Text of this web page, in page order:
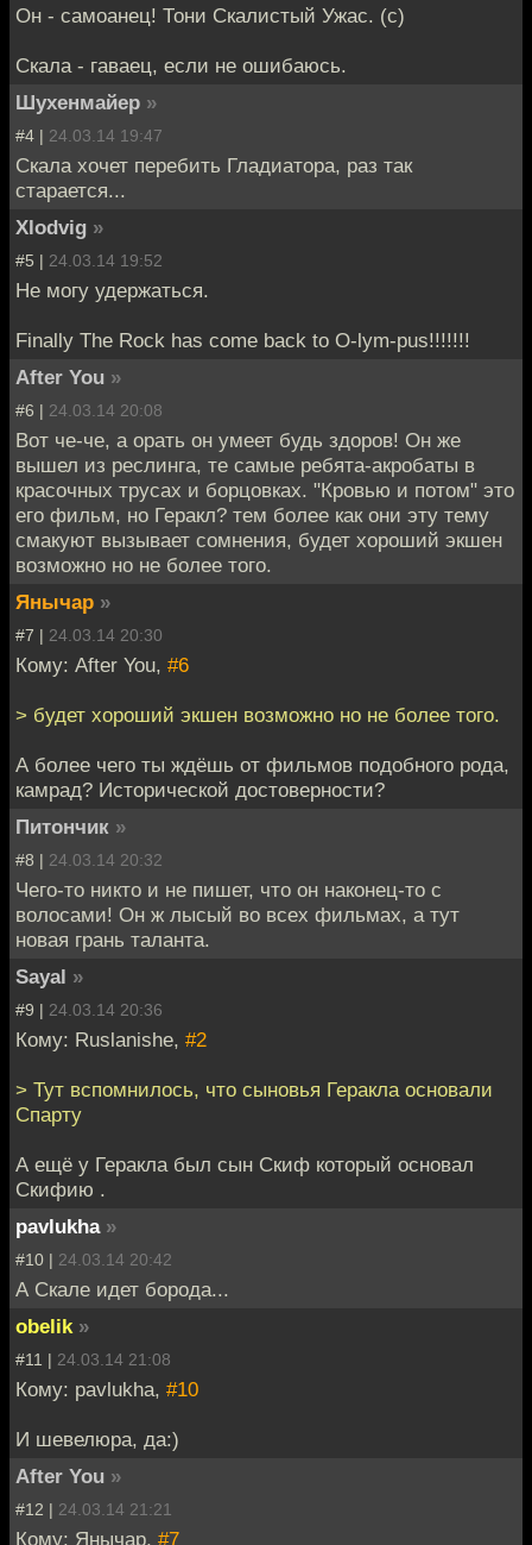
Он - самоанец! Тони Скалистый Ужас. (с)
Скала - гаваец, если не ошибаюсь.
Шухенмайер »
#4 | 24.03.14 19:47
Скала хочет перебить Гладиатора, раз так
старается...
Xlodvig »
#5 | 24.03.14 19:52
Не могу удержаться.
Finally The Rock has come back to O-lym-pus!!!!!!!
After You »
#6 | 24.03.14 20:08
Вот че-че, а орать он умеет будь здоров! Он же
вышел из реслинга, те самые ребята-акробаты в
красочных трусах и борцовках. "Кровью и потом" это
его фильм, но Геракл? тем более как они эту тему
смакуют вызывает сомнения, будет хороший экшен
возможно но не более того.
Янычар »
#7 | 24.03.14 20:30
Кому: After You, #6
> будет хороший экшен возможно но не более того.
А более чего ты ждёшь от фильмов подобного рода,
камрад? Исторической достоверности?
Питончик »
#8 | 24.03.14 20:32
Чего-то никто и не пишет, что он наконец-то с
волосами! Он ж лысый во всех фильмах, а тут
новая грань таланта.
Sayal »
#9 | 24.03.14 20:36
Кому: Ruslanishe, #2
> Тут вспомнилось, что сыновья Геракла основали
Спарту
А ещё у Геракла был сын Скиф который основал
Скифию .
pavlukha »
#10 | 24.03.14 20:42
А Скале идет борода...
obelik »
#11 | 24.03.14 21:08
Кому: pavlukha, #10
И шевелюра, да:)
After You »
#12 | 24.03.14 21:21
Кому: Янычар, #7